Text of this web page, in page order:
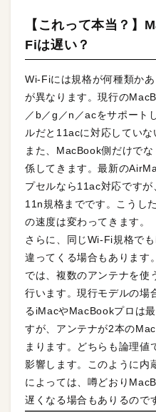
【これって本当？
Fiは遅い？
Wi-Fiには規格が何種類か
が異なります。現行の
／b／g／n／acをサポート
ルだと11acに対応していな
また、MacBook側だけで
係してきます。最新の
プセルなら11ac対応です
11n規格までです。こうし
の速度は変わってきます。
さらに、同じWi-Fi規格で
違ってくる場合もあります
では、複数のアンテナを使
行います。現行モデルの場
るiMacやMacBookプロは
すが、アンテナが2本の
まります。どちらも論理値
影響します。このように内
によっては、噂どおり
遅くなる場合もありるので